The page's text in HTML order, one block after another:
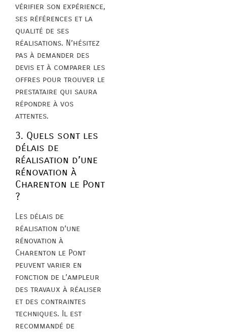
vérifier son expérience,
ses références et la
qualité de ses
réalisations. N’hésitez
pas à demander des
devis et à comparer les
offres pour trouver le
prestataire qui saura
répondre à vos
attentes.
3. Quels sont les
délais de
réalisation d’une
rénovation à
Charenton le Pont
?
Les délais de
réalisation d’une
rénovation à
Charenton le Pont
peuvent varier en
fonction de l’ampleur
des travaux à réaliser
et des contraintes
techniques. Il est
recommandé de